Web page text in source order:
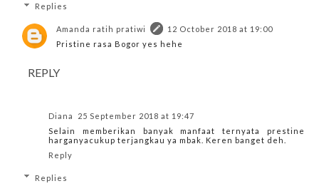
Replies
Amanda ratih pratiwi
12 October 2018 at 19:00
Pristine rasa Bogor yes hehe
REPLY
Diana
25 September 2018 at 19:47
Selain memberikan banyak manfaat ternyata prestine
harganyacukup terjangkau ya mbak. Keren banget deh.
Reply
Replies